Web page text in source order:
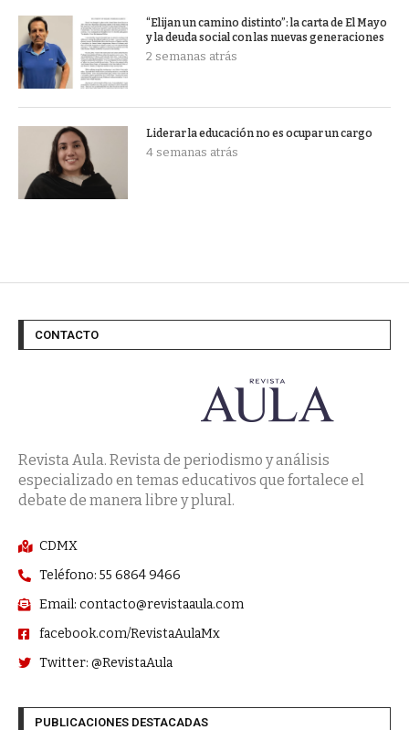
“Elijan un camino distinto”: la carta de El Mayo
y la deuda social con las nuevas generaciones
2 semanas atrás
Liderar la educación no es ocupar un cargo
4 semanas atrás
CONTACTO
Revista Aula. Revista de periodismo y análisis
especializado en temas educativos que fortalece el
debate de manera libre y plural.
CDMX
Teléfono: 55 6864 9466
Email: contacto@revistaaula.com
facebook.com/RevistaAulaMx
Twitter: @RevistaAula
PUBLICACIONES DESTACADAS